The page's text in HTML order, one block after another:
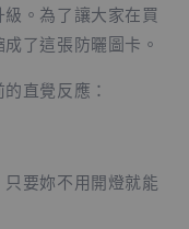
。為了讓大家在買
了這張防曬圖卡。
直覺反應：
要妳不用開燈就能